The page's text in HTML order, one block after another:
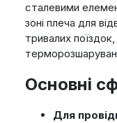
сталевими
зоні плеча для
тривалих
Основні
Для